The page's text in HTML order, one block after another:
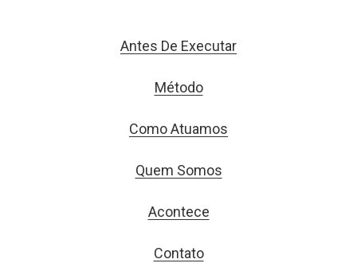
Antes De Executar
Método
Como Atuamos
Quem Somos
Acontece
Contato